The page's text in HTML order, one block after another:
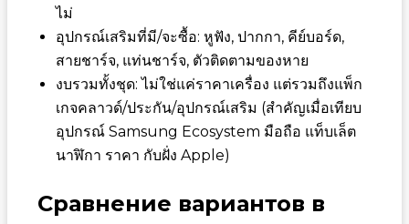
ไม่
อุปกรณ์เสริมที่มี/จะซื้อ: หูฟัง, ปากกา, คีย์บอร์ด,
สายชาร์จ, แท่นชาร์จ, ตัวติดตามของหาย
งบรวมทั้งชุด: ไม่ใช่แค่ราคาเครื่อง แต่รวมถึงแพ็ก
เกจคลาวด์/ประกัน/อุปกรณ์เสริม (สำคัญเมื่อเทียบ
อุปกรณ์ Samsung Ecosystem มือถือ แท็บเล็ต
นาฬิกา ราคา กับฝั่ง Apple)
Сравнение вариантов в